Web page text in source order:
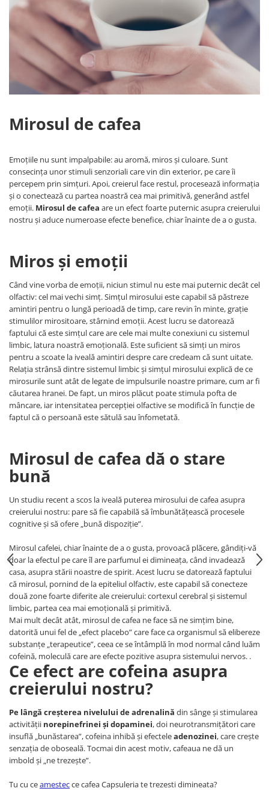
Capsule compatibile Uno System
Capsule compatibile Caffitaly
PADURI CAFEA & MONODOZE
Paduri cafea ESE44
CAFEA BOABE
CAFEA MACINATA
Mirosul de cafea
Emoțiile nu sunt impalpabile: au aromă, miros și culoare. Sunt
consecința unor stimuli senzoriali care vin din exterior, pe care îi
percepem prin simțuri. Apoi, creierul face restul, procesează informația
și o conectează cu partea noastră cea mai primitivă, generând astfel
emoții. Mirosul de cafea are un efect foarte puternic asupra creierului
nostru și aduce numeroase efecte benefice, chiar înainte de a o gusta.
Miros și emoții
Când vine vorba de emoții, niciun stimul nu este mai puternic decât cel
olfactiv: cel mai vechi simț. Simțul mirosului este capabil să păstreze
amintiri pentru o lungă perioadă de timp, care revin în minte, grație
stimulilor mirositoare, stârnind emoții. Acest lucru se datorează
faptului că este simțul care are cele mai multe conexiuni cu sistemul
limbic, latura noastră emoțională. Este suficient să simți un miros
pentru a scoate la iveală amintiri despre care credeam că sunt uitate.
Relația strânsă dintre sistemul limbic și simțul mirosului explică de ce
mirosurile sunt atât de legate de impulsurile noastre primare, cum ar fi
căutarea hranei. De fapt, un miros plăcut poate stimula pofta de
mâncare, iar intensitatea percepției olfactive se modifică în funcție de
faptul că o persoană este sătulă sau înfometată.
Mirosul de cafea dă o stare
bună
Un studiu recent a scos la iveală puterea mirosului de cafea asupra
creierului nostru: pare să fie capabilă să îmbunătățească procesele
cognitive și să ofere „bună dispoziție”.
Mirosul cafelei, chiar înainte de a o gusta, provoacă plăcere, gândiți-vă
doar la efectul pe care îl are parfumul ei dimineața, când invadează
casa, asupra stării noastre de spirit. Acest lucru se datorează faptului
că mirosul, pornind de la epiteliul olfactiv, este capabil să conecteze
două zone foarte diferite ale creierului: cortexul cerebral și sistemul
limbic, partea cea mai emoțională și primitivă.
Mai mult decât atât, mirosul de cafea ne face să ne simțim bine,
datorită unui fel de „efect placebo” care face ca organismul să elibereze
substanțe „terapeutice”, ceea ce se întâmplă în mod normal când luăm
cofeină, moleculă care are efecte pozitive asupra sistemului nervos. .
Ce efect are cofeina asupra
creierului nostru?
Pe lângă creșterea nivelului de adrenalină din sânge și stimularea
activității norepinefrinei și dopaminei, doi neurotransmițători care
insuflă „bunăstarea”, cofeina inhibă și efecteleadenozinei, care crește
senzația de oboseală. Tocmai din acest motiv, cafeaua ne dă un
imbold și „ne trezește”.
Tu cu ceamestecce cafea Capsuleria te trezesti dimineata?